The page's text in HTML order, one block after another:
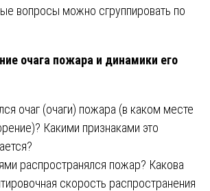
вопросы можно сгруппировать по
очага пожара и динамики его
очаг (очаги) пожара (в каком месте
Какими признаками это
распространялся пожар? Какова
скорость распространения